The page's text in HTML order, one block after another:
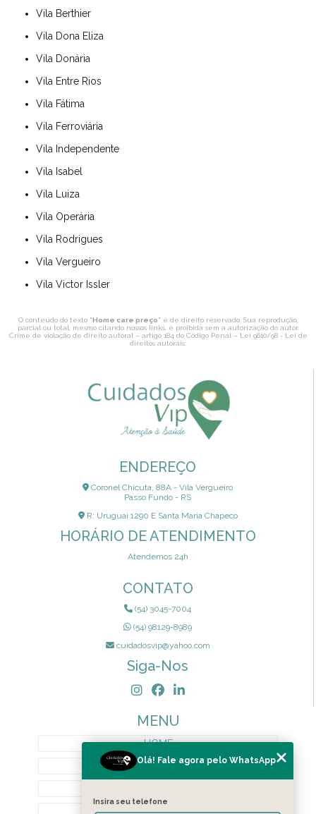
Vila Berthier
Vila Dona Eliza
Vila Donária
Vila Entre Rios
Vila Fátima
Vila Ferroviária
Vila Independente
Vila Isabel
Vila Luiza
Vila Operária
Vila Rodrigues
Vila Vergueiro
Vila Victor Issler
O conteúdo do texto "Home care preço" é de direito reservado. Sua reprodução,
parcial ou total, mesmo citando nossos links, é proibida sem a autorização do autor.
Crime de violação de direito autoral – artigo 184 do Código Penal – Lei 9610/98 - Lei de
direitos autorais
ENDEREÇO
Coronel Chicuta, 88A - Vila Vergueiro
Passo Fundo - RS
R: Uruguai 1290 E Santa Maria Chapeco
HORÁRIO DE ATENDIMENTO
Atendemos 24h
CONTATO
(54) 3045-7004
(54) 98129-8989
cuidadosvip@yahoo.com
Siga-Nos
MENU
HOME
QUEM SOMOS
TERMOS DE PRIVACIDADE
Olá! Fale agora pelo WhatsApp
Insira seu telefone